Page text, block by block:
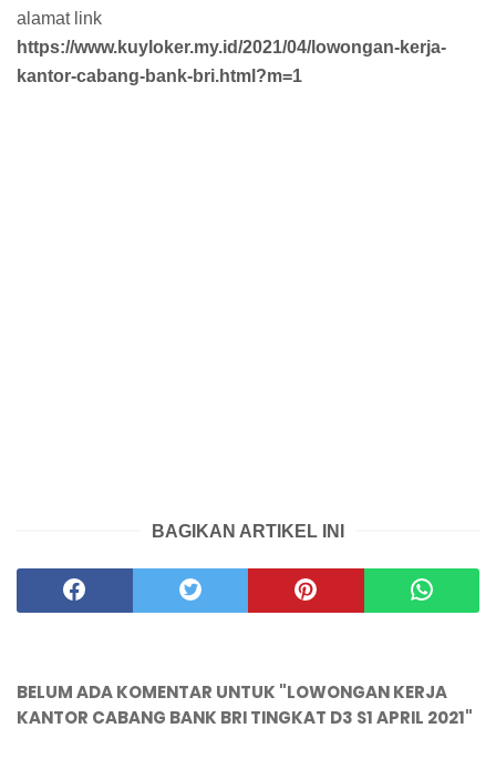
alamat link
https://www.kuyloker.my.id/2021/04/lowongan-kerja-
kantor-cabang-bank-bri.html?m=1
BAGIKAN ARTIKEL INI
BELUM ADA KOMENTAR UNTUK "LOWONGAN KERJA
KANTOR CABANG BANK BRI TINGKAT D3 S1 APRIL 2021"